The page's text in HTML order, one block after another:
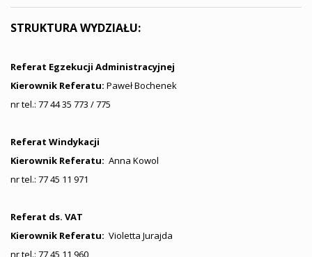
STRUKTURA WYDZIAŁU:
Referat Egzekucji Administracyjnej
Kierownik Referatu: Paweł Bochenek
nr tel.: 77 44 35 773 / 775
Referat Windykacji
Kierownik Referatu: Anna Kowol
nr tel.: 77 45 11 971
Referat ds. VAT
Kierownik Referatu: Violetta Jurajda
nr tel.: 77 45 11 960